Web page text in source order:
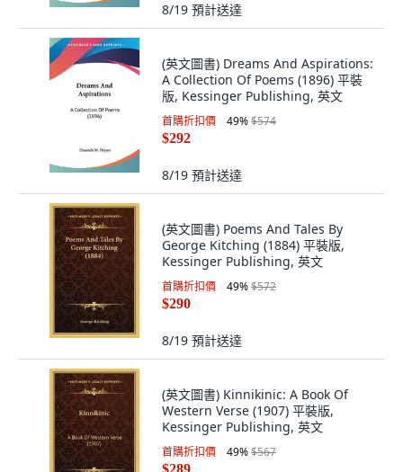
8/19 預計送達
(英文圖書) Dreams And Aspirations:
A Collection Of Poems (1896) 平裝
版, Kessinger Publishing, 英文
首購折扣價 49%$574
$292
8/19 預計送達
(英文圖書) Poems And Tales By
George Kitching (1884) 平裝版,
Kessinger Publishing, 英文
首購折扣價 49%$572
$290
8/19 預計送達
(英文圖書) Kinnikinic: A Book Of
Western Verse (1907) 平裝版,
Kessinger Publishing, 英文
首購折扣價 49%$567
$289